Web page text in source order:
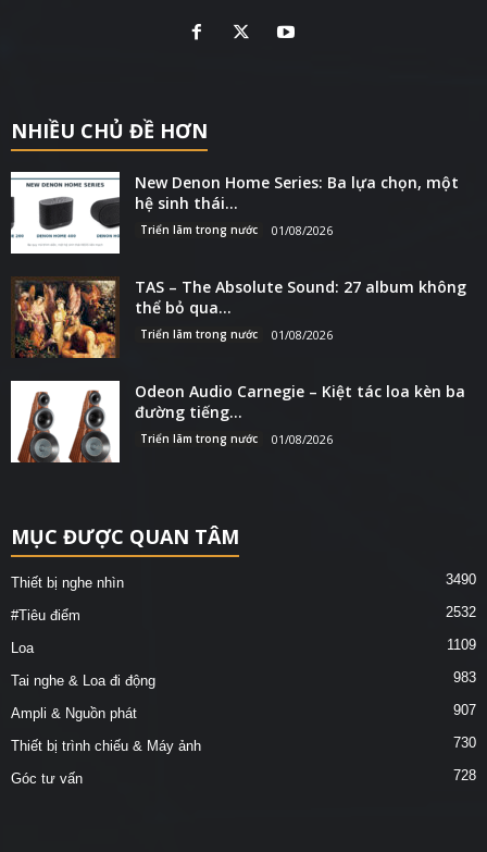
NHIỀU CHỦ ĐỀ HƠN
New Denon Home Series: Ba lựa chọn, một
hệ sinh thái...
Triển lãm trong nước 01/08/2026
TAS – The Absolute Sound: 27 album không
thể bỏ qua...
Triển lãm trong nước 01/08/2026
Odeon Audio Carnegie – Kiệt tác loa kèn ba
đường tiếng...
Triển lãm trong nước 01/08/2026
MỤC ĐƯỢC QUAN TÂM
Thiết bị nghe nhìn 3490
#Tiêu điểm 2532
Loa 1109
Tai nghe & Loa đi động 983
Ampli & Nguồn phát 907
Thiết bị trình chiếu & Máy ảnh 730
Góc tư vấn 728